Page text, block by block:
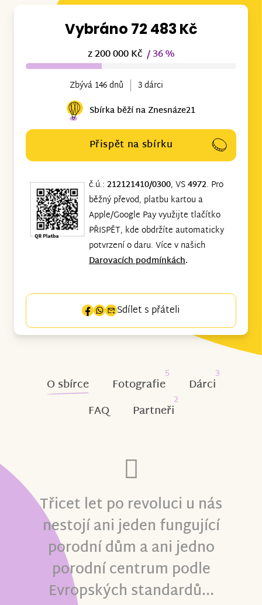
Vybráno 72 483 Kč
z 200 000 Kč / 36 %
Zbývá 146 dnů
3 dárci
Sbírka běží na Znesnáze21
Přispět na sbírku
č.ú.:212121410/0300, VS4972. Pro
běžný převod, platbu kartou a
Apple/Google Pay využijte tlačítko
PŘISPĚT, kde obdržíte automaticky
potvrzení o daru. Více v našich
Darovacích podmínkách.
Sdílet s přáteli
O sbírce Fotografie
5
Dárci
3
FAQ Partneři
2
Třicet let po revoluci u nás
nestojí ani jeden fungující
porodní dům a ani jedno
porodní centrum podle
Evropských standardů...